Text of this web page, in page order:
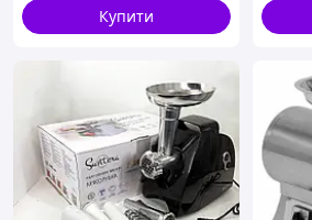
Купити